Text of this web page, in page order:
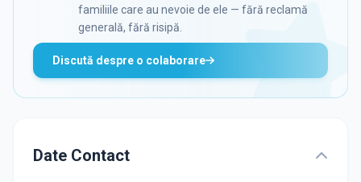
familiile care au nevoie de ele — fără reclamă
generală, fără risipă.
Discută despre o colaborare
Date Contact